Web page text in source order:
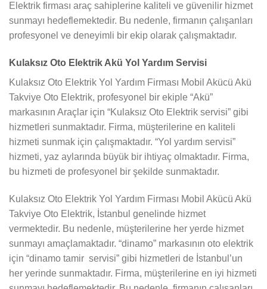
Elektrik firması araç sahiplerine kaliteli ve güvenilir hizmet
sunmayı hedeflemektedir. Bu nedenle, firmanın çalışanları
profesyonel ve deneyimli bir ekip olarak çalışmaktadır.
Kulaksız Oto Elektrik Akü Yol Yardım Servisi
Kulaksız Oto Elektrik Yol Yardım Firması Mobil Akücü Akü
Takviye Oto Elektrik, profesyonel bir ekiple “Akü”
markasının Araçlar için “Kulaksız Oto Elektrik servisi” gibi
hizmetleri sunmaktadır. Firma, müşterilerine en kaliteli
hizmeti sunmak için çalışmaktadır. “Yol yardım servisi”
hizmeti, yaz aylarında büyük bir ihtiyaç olmaktadır. Firma,
bu hizmeti de profesyonel bir şekilde sunmaktadır.
Kulaksız Oto Elektrik Yol Yardım Firması Mobil Akücü Akü
Takviye Oto Elektrik, İstanbul genelinde hizmet
vermektedir. Bu nedenle, müşterilerine her yerde hizmet
sunmayı amaçlamaktadır. “dinamo” markasının oto elektrik
için “dinamo tamir servisi” gibi hizmetleri de İstanbul’un
her yerinde sunmaktadır. Firma, müşterilerine en iyi hizmeti